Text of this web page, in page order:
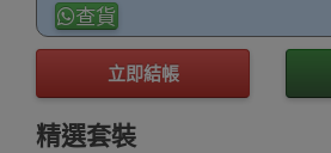
查貨
立即結帳
精選套裝